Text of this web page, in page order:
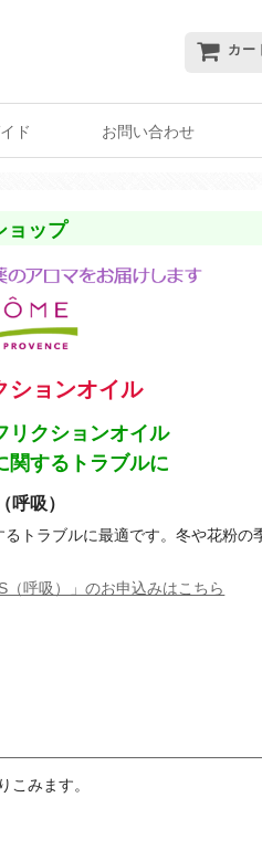
カー
ド お問い合わせ
ョップ
ションオイル
リクションオイル
関するトラブルに
呼吸）
トラブルに最適です。冬や花粉の
（呼吸）」のお申込みはこちら
こみます。